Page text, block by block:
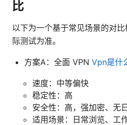
比
以下为一个基于常见场景的对
际测试为准。
方案A：全面 VPN Vpn是什
速度：中等偏快
稳定性：高
安全性：高，强加密、无
适用场景：日常浏览、工